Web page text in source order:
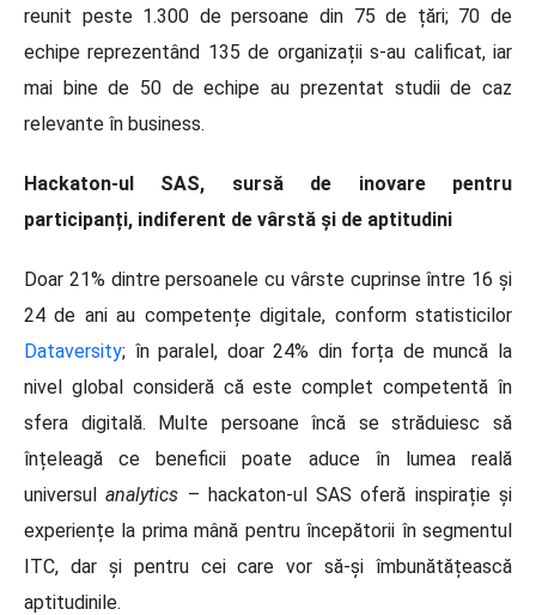
reunit peste 1.300 de persoane din 75 de țări; 70 de
echipe reprezentând 135 de organizații s-au calificat, iar
mai bine de 50 de echipe au prezentat studii de caz
relevante în business.
Hackaton-ul SAS, sursă de inovare pentru
participanți, indiferent de vârstă și de aptitudini
Doar 21% dintre persoanele cu vârste cuprinse între 16 și
24 de ani au competențe digitale, conform statisticilor
Dataversity; în paralel, doar 24% din forța de muncă la
nivel global consideră că este complet competentă în
sfera digitală. Multe persoane încă se străduiesc să
înțeleagă ce beneficii poate aduce în lumea reală
universulanalytics – hackaton-ul SAS oferă inspirație și
experiențe la prima mână pentru începătorii în segmentul
ITC, dar și pentru cei care vor să-și îmbunătățească
aptitudinile.